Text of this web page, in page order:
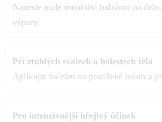
Naneste malé množství balzámu na
výpary.
Při ztuhlých svalech a bolestech těla
Aplikujte balzám na postižené místo a
Pro intenzivnější hřejivý účinek